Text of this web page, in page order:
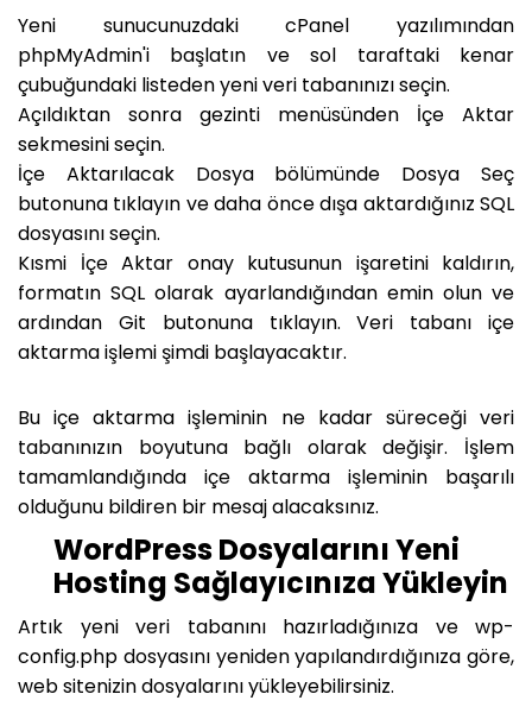
Yeni sunucunuzdaki cPanel yazılımından
phpMyAdmin'i başlatın ve sol taraftaki kenar
çubuğundaki listeden yeni veri tabanınızı seçin.
Açıldıktan sonra gezinti menüsünden İçe Aktar
sekmesini seçin.
İçe Aktarılacak Dosya bölümünde Dosya Seç
butonuna tıklayın ve daha önce dışa aktardığınız SQL
dosyasını seçin.
Kısmi İçe Aktar onay kutusunun işaretini kaldırın,
formatın SQL olarak ayarlandığından emin olun ve
ardından Git butonuna tıklayın. Veri tabanı içe
aktarma işlemi şimdi başlayacaktır.
Bu içe aktarma işleminin ne kadar süreceği veri
tabanınızın boyutuna bağlı olarak değişir. İşlem
tamamlandığında içe aktarma işleminin başarılı
olduğunu bildiren bir mesaj alacaksınız.
WordPress Dosyalarını Yeni
Hosting Sağlayıcınıza Yükleyin
Artık yeni veri tabanını hazırladığınıza ve wp-
config.php dosyasını yeniden yapılandırdığınıza göre,
web sitenizin dosyalarını yükleyebilirsiniz.